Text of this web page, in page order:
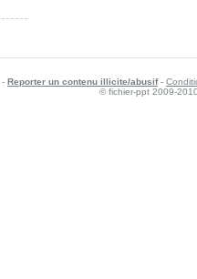
- Reporter un contenu illicite/abusif-
© fichier-ppt 2009-